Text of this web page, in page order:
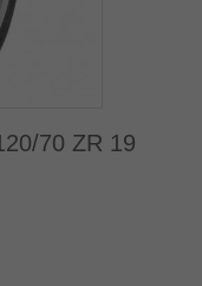
70 ZR 19